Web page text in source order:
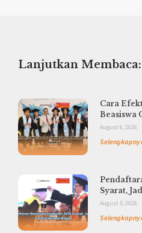
Lanjutkan Membaca:
Cara
Beasiswa
August 6, 2026
Syarat,
August 5, 2026